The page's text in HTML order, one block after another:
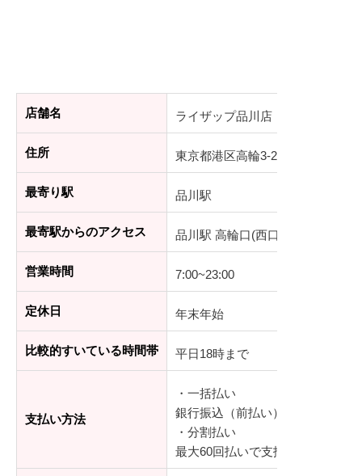
店舗名 ライザップ品川店
住所 東京都港区高輪3-25-33 長田ビル
最寄り駅 品川駅
最寄駅からのアクセス 品川駅 高輪口(西口) 徒歩約6分
営業時間 7:00~23:00
定休日 年末年始
比較的すいている時間帯 平日18時まで
支払い方法
・一括払い
銀行振込（前払い）、デビット
・分割払い
最大60回払いで支払可能